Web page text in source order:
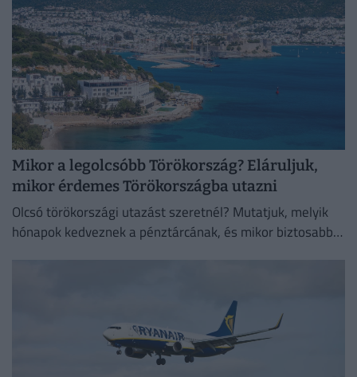
Mikor a legolcsóbb Törökország? Eláruljuk,
mikor érdemes Törökországba utazni
Olcsó törökországi utazást szeretnél? Mutatjuk, melyik
hónapok kedveznek a pénztárcának, és mikor biztosabb a